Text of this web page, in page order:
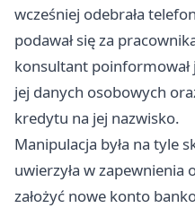
wcześniej odebrała
podawał się za
konsultant
jej danych osobowych
kredytu na jej nazwisko.
Manipulacja była na tyle
uwierzyła w zapewnienia
założyć nowe konto